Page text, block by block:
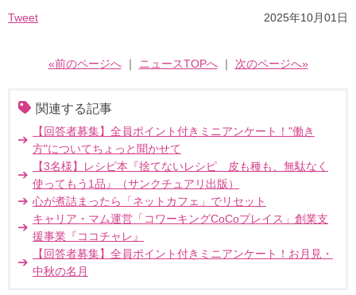
Tweet 2025年10月01日
«前のページへ｜ ニュースTOPへ｜ 次のページへ»
関連する記事
【回答者募集】全員ポイント付きミニアンケート！"働き
方"についてちょっと聞かせて
【3名様】レシピ本『捨てないレシピ 皮も種も、無駄なく
使ってもう1品』（サンクチュアリ出版）
心が煮詰まったら「ネットカフェ」でリセット
キャリア・マム運営「コワーキングCoCoプレイス」創業支
援事業『ココチャレ』
【回答者募集】全員ポイント付きミニアンケート！お月見・
中秋の名月